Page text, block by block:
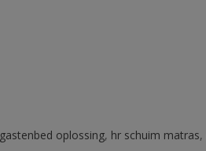
gastenbed oplossing, hr schuim matras,